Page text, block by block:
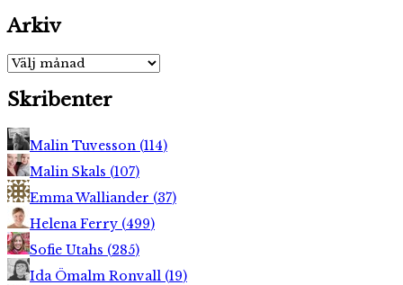
Arkiv
Arkiv
Skribenter
Malin Tuvesson (114)
Malin Skals (107)
Emma Walliander (37)
Helena Ferry (499)
Sofie Utahs (285)
Ida Ömalm Ronvall (19)